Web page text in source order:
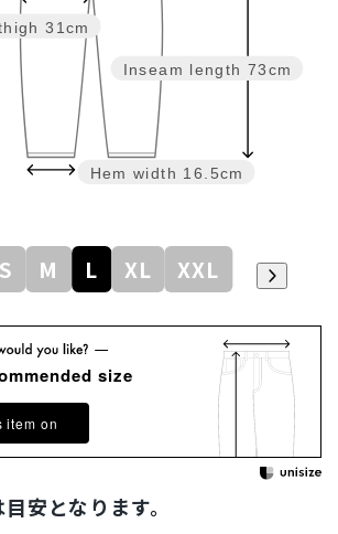
Inseam length 73cm
Hem width 16.5cm
31cm
S M L XL XXL
size
item on
安となります。